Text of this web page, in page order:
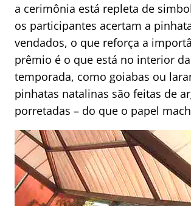
a cerimônia está repleta de
os participantes acertam a
vendados, o que reforça a
prêmio é o que está no interior
temporada, como goiabas ou
pinhatas natalinas são feitas de
porretadas – do que o papel